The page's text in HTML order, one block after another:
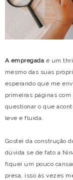
A empregada é um
mesmo das suas
esperando que me
primeiras páginas
questionar o que
leve e fluida.
Gostei da construção
dúvida se de fato a
fiquei um pouco
presa, isso às vezes